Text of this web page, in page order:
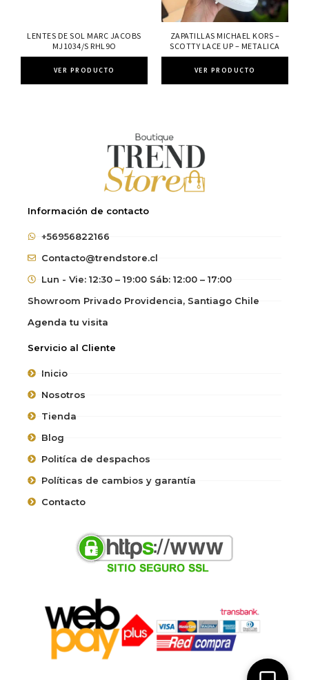
LENTES DE SOL MARC JACOBS
MJ1034/S RHL9O
VER PRODUCTO
ZAPATILLAS MICHAEL KORS –
SCOTTY LACE UP – METALICA
VER PRODUCTO
Información de contacto
+56956822166
Contacto@trendstore.cl
Lun - Vie: 12:30 – 19:00 Sáb: 12:00 – 17:00
Showroom Privado Providencia, Santiago Chile
Agenda tu visita
Servicio al Cliente
Inicio
Nosotros
Tienda
Blog
Politíca de despachos
Políticas de cambios y garantía
Contacto